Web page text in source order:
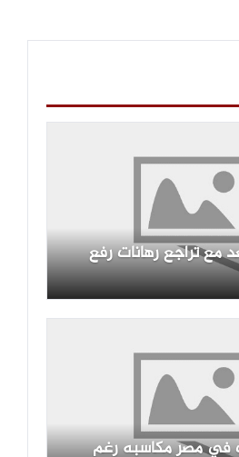
مع تراجع رهانات رفع
في مصر مكاسبه رغم